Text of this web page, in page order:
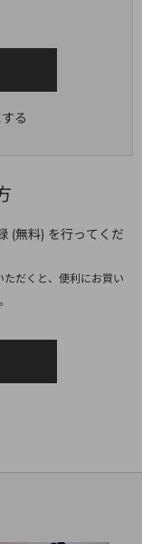
る
(無料) を行ってくだ
だくと、便利にお買い